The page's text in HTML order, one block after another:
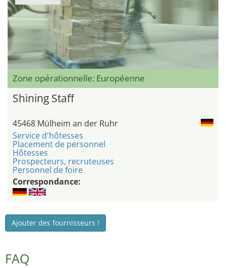
Zone opérationnelle: Européenne
Shining Staff
45468 Mülheim an der Ruhr
Service d'hôtesses
Placement de personnel
Hôtesses
Prospecteurs, recruteuses
Personnel de foire
Correspondance:
Ajouter des fournisseurs !
FAQ